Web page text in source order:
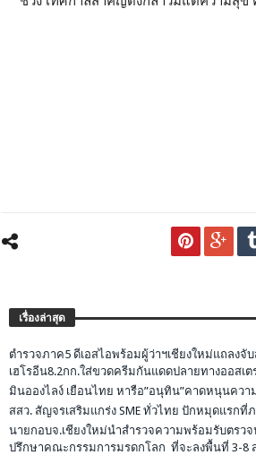
เรื่องล่าสุด
ตำรวจภาค5 ดีเอสไอพร้อมผู้ว่าฯเชียงใหม่แถลงจับ
เฮโรอีน8.2กก.ใส่ขวดครีมกันแดดปลายทางออสเต
มินอองไลง์ เยือนไทย หารือ”อนุทิน”คาดหนุนคว
สสว. สัญจรเสริมแกร่ง SME ทั่วไทย ปักหมุดแรกที่
นายกอบจ.เชียงใหม่นำสำรวจความพร้อมรับตรว
ปรึกษาคณะกรรมการมรดกโลก ที่จะลงพื้นที่ 3-8